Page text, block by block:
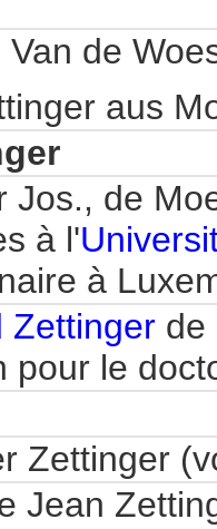
Van de
aus
Jos., de
à l'
à
Zettinger de
pour le
Zettinger
Jean